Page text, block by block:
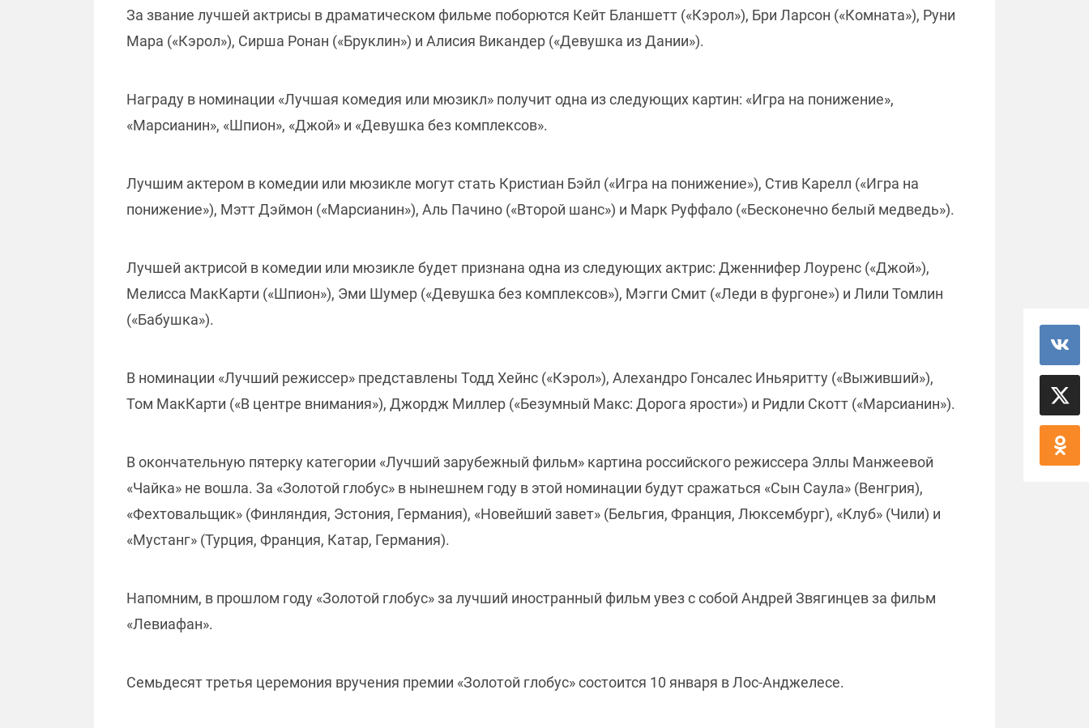
За звание лучшей актрисы в драматическом фильме поборются Кейт Бланшетт («Кэрол»), Бри Ларсон («Комната»), Руни
Мара («Кэрол»), Сирша Ронан («Бруклин») и Алисия Викандер («Девушка из Дании»).
Награду в номинации «Лучшая комедия или мюзикл» получит одна из следующих картин: «Игра на понижение»,
«Марсианин», «Шпион», «Джой» и «Девушка без комплексов».
Лучшим актером в комедии или мюзикле могут стать Кристиан Бэйл («Игра на понижение»), Стив Карелл («Игра на
понижение»), Мэтт Дэймон («Марсианин»), Аль Пачино («Второй шанс») и Марк Руффало («Бесконечно белый медведь»).
Лучшей актрисой в комедии или мюзикле будет признана одна из следующих актрис: Дженнифер Лоуренс («Джой»),
Мелисса МакКарти («Шпион»), Эми Шумер («Девушка без комплексов»), Мэгги Смит («Леди в фургоне») и Лили Томлин
(«Бабушка»).
В номинации «Лучший режиссер» представлены Тодд Хейнс («Кэрол»), Алехандро Гонсалес Иньяритту («Выживший»),
Том МакКарти («В центре внимания»), Джордж Миллер («Безумный Макс: Дорога ярости») и Ридли Скотт («Марсианин»).
В окончательную пятерку категории «Лучший зарубежный фильм» картина российского режиссера Эллы Манжеевой
«Чайка» не вошла. За «Золотой глобус» в нынешнем году в этой номинации будут сражаться «Сын Саула» (Венгрия),
«Фехтовальщик» (Финляндия, Эстония, Германия), «Новейший завет» (Бельгия, Франция, Люксембург), «Клуб» (Чили) и
«Мустанг» (Турция, Франция, Катар, Германия).
Напомним, в прошлом году «Золотой глобус» за лучший иностранный фильм увез с собой Андрей Звягинцев за фильм
«Левиафан».
Семьдесят третья церемония вручения премии «Золотой глобус» состоится 10 января в Лос-Анджелесе.